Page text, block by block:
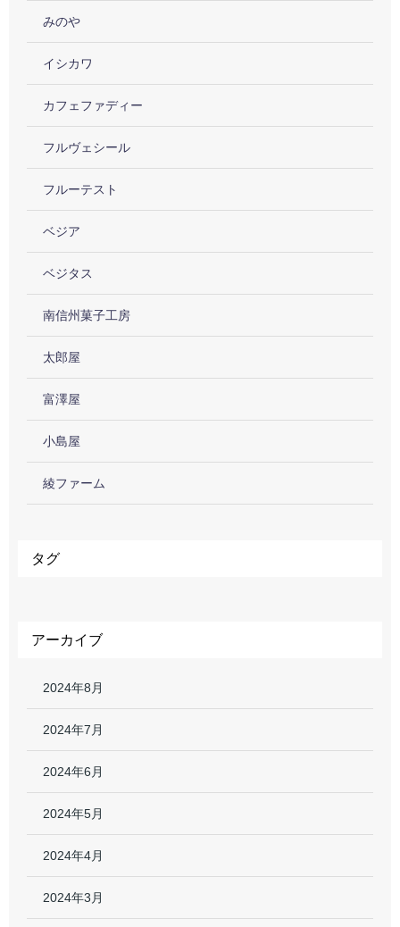
みのや
イシカワ
カフェファディー
フルヴェシール
フルーテスト
ベジア
ベジタス
南信州菓子工房
太郎屋
富澤屋
小島屋
綾ファーム
タグ
アーカイブ
2024年8月
2024年7月
2024年6月
2024年5月
2024年4月
2024年3月